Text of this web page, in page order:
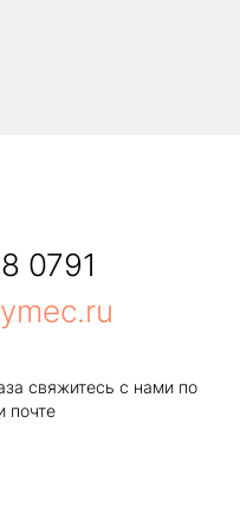
0791
свяжитесь с нами по
почте